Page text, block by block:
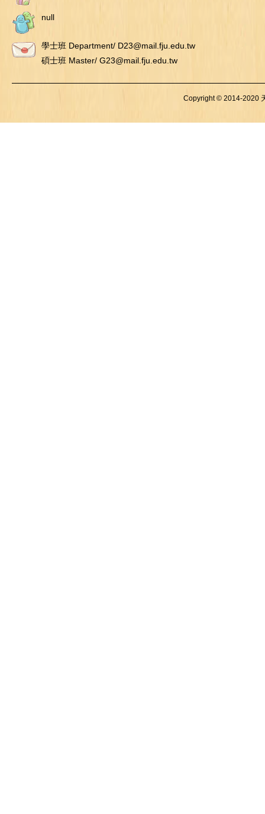
null
學士班 Department/ D23@mail.fju.edu.tw
碩士班 Master/ G23@mail.fju.edu.tw
Copyright © 2014-2020